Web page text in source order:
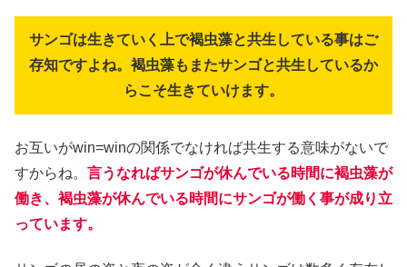
サンゴは生きていく上で褐虫藻と共生している事はご
存知ですよね。褐虫藻もまたサンゴと共生しているか
らこそ生きていけます。
お互いがwin=winの関係でなければ共生する意味がないで
すからね。 言うなればサンゴが休んでいる時間に褐虫藻が
働き、褐虫藻が休んでいる時間にサンゴが働く事が成り立
っています。